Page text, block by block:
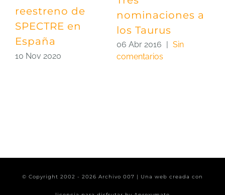
reestreno de
SPECTRE en
España
10 Nov 2020
nominaciones a
los Taurus
06 Abr 2016
Sin
comentarios
© Copyright 2002 - 2026 Archivo 007 | Una web creada con